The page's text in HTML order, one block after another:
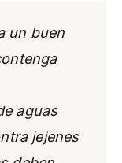
un buen
aguas
jejenes